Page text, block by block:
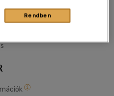
Megosztom
Rendben